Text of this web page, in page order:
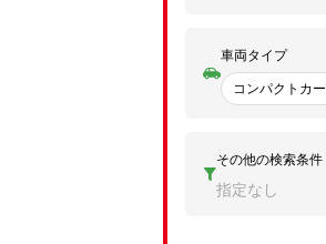
車両タイプ
コンパクトカー
その他の検索条件
指定なし